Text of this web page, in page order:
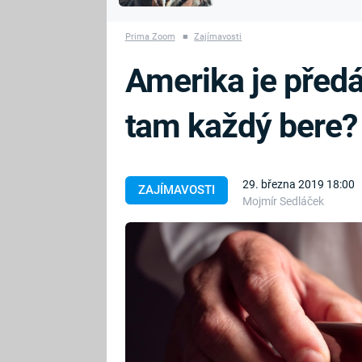
PRVNÍ SVĚTOVÁ
BRITSKÁ
KRÁLOVSKÁ
RODINA
Prima Zoom ■ Zajímavosti
ZAJÍMAVOSTI
29. března 2019 18:00
Mojmír Sedláček
Amerika je
tam každý bere?